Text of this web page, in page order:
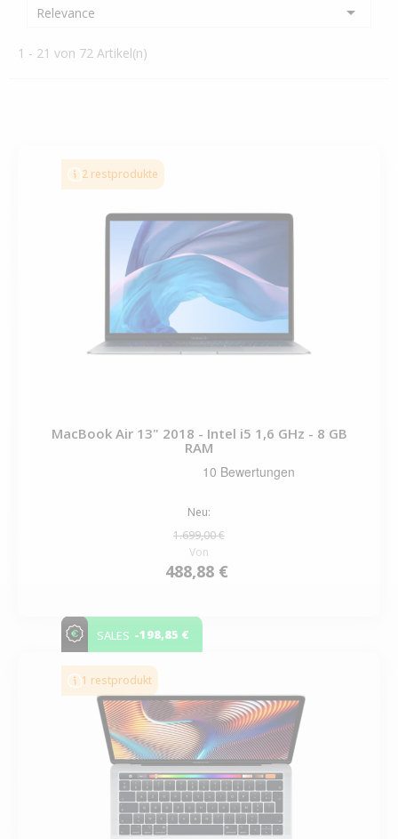
Relevance 
1 - 21 von 72 Artikel(n)
2 restprodukte
MacBook Air 13" 2018 - Intel i5 1,6 GHz - 8 GB
RAM
Neu:
1.699,00 €
Von
488,88 €
SALES -198,85 €
1 restprodukt